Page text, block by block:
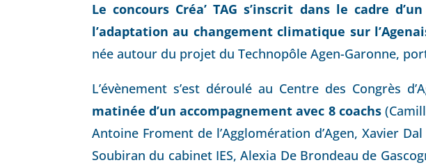
Le concours Créa’ TAG s’inscrit dans le cadre
l’adaptation au changement climatique sur
née autour du projet du Technopôle Agen-Garonne,
L’évènement s’est déroulé au Centre des Congrès
matinée d’un accompagnement avec 8 coachs
Antoine Froment de l’Agglomération d’Agen, Xavier
Soubiran du cabinet IES, Alexia De Brondeau de